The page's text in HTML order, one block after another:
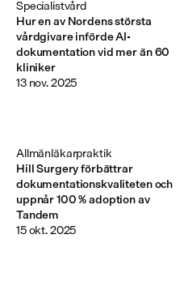
Hur en av Nordens största
vårdgivare införde AI-
dokumentation vid mer än 60
kliniker
Specialistvård
13 nov. 2025
Hill Surgery förbättrar
dokumentationskvaliteten och
uppnår 100 % adoption av
Tandem
Allmänläkarpraktik
15 okt. 2025